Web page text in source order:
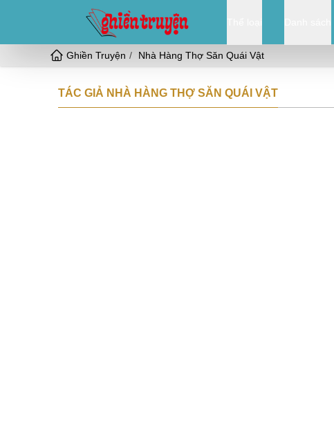
Ghiền Truyện Nhà Hàng Thợ Săn Quái Vật
TÁC GIẢ NHÀ HÀNG THỢ SĂN QUÁI VẬT